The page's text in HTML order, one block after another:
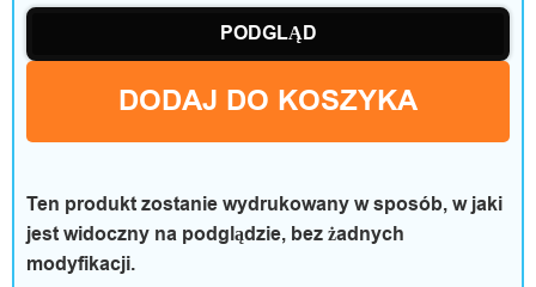
O
n
i
PODGLĄD
DODAJ DO KOSZYKA
Ten produkt zostanie wydrukowany w sposób, w jaki
jest widoczny na podglądzie, bez żadnych
modyfikacji.